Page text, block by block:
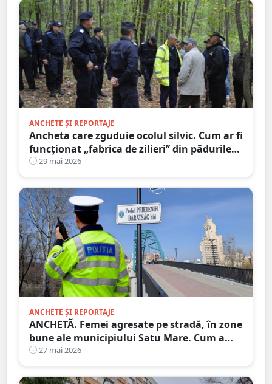
ANCHETE ȘI REPORTAJE
Ancheta care zguduie ocolul silvic. Cum ar fi
funcționat „fabrica de zilieri” din pădurile
Sătmarului
29 mai 2026
ANCHETE ȘI REPORTAJE
ANCHETĂ. Femei agresate pe stradă, în zone
bune ale municipiului Satu Mare. Cum a
fost prins perversul
27 mai 2026